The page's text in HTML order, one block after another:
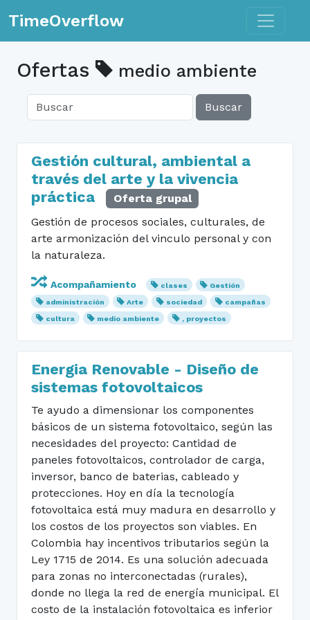
TimeOverflow Toggle
Ofertas medio ambiente
Buscar
Gestión cultural, ambiental a
través del arte y la vivencia
práctica
Oferta grupal
Gestión de procesos sociales, culturales, de
arte armonización del vinculo personal y con
la naturaleza.
Acompañamiento clases
Gestión
administración
Arte sociedad
campañas
cultura
medio ambiente , proyectos
Energia Renovable - Diseño de
sistemas fotovoltaicos
Te ayudo a dimensionar los componentes
básicos de un sistema fotovoltaico, según las
necesidades del proyecto: Cantidad de
paneles fotovoltaicos, controlador de carga,
inversor, banco de baterias, cableado y
protecciones. Hoy en día la tecnología
fotovoltaica está muy madura en desarrollo y
los costos de los proyectos son viables. En
Colombia hay incentivos tributarios según la
Ley 1715 de 2014. Es una solución adecuada
para zonas no interconectadas (rurales),
donde no llega la red de energía municipal. El
costo de la instalación fotovoltaica es inferior